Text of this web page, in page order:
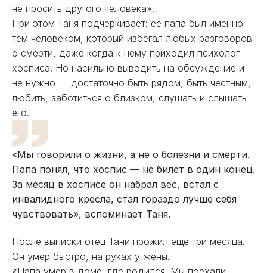
не просить другого человека».
При этом Таня подчеркивает: ее папа был именно
тем человеком, который избегал любых разговоров
о смерти, даже когда к нему приходил психолог
хосписа. Но насильно выводить на обсуждение и
не нужно — достаточно быть рядом, быть честным,
любить, заботиться о близком, слушать и слышать
его.
«Мы говорили о жизни, а не о болезни и смерти.
Папа понял, что хоспис — не билет в один конец.
За месяц в хосписе он набрал вес, встал с
инвалидного кресла, стал гораздо лучше себя
чувствовать», вспоминает Таня.
После выписки отец Тани прожил еще три месяца.
Он умер быстро, на руках у жены.